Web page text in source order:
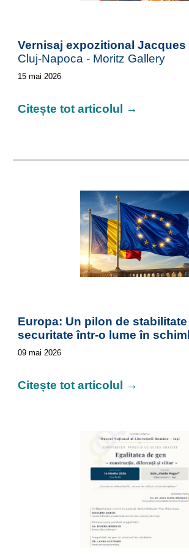
Vernisaj expozitional Jacques
Cluj-Napoca - Moritz Gallery
15 mai 2026
Citește tot articolul →
Europa: Un pilon de
securitate într-o lume în
09 mai 2026
Citește tot articolul →